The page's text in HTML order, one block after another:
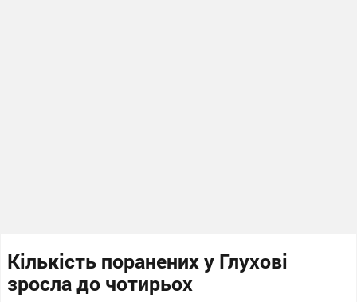
Кількість поранених у Глухові
зросла до чотирьох